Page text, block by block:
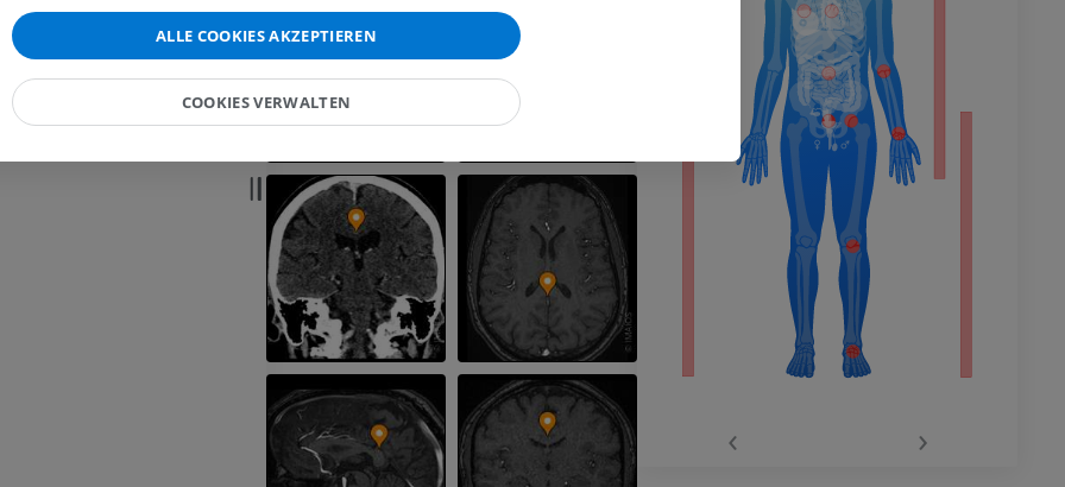
MRT der Schulter
PREMIUM
MRT
Röntgenaufnahme der
unteren Extremität
Röntgenbilder
MRT der unteren Extremität
MRT
PREMIUM
Hüft-MRT
MRT
PREMIUM
MRT
PREMIUM ‹ ›
ALLE COOKIES AKZEPTIEREN
COOKIES VERWALTEN